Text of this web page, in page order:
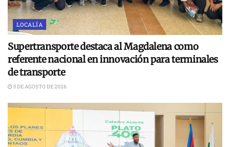
LOCALÍA
Supertransporte destaca al Magdalena como
referente nacional en innovación para terminales
de transporte
5 DE AGOSTO DE 2026